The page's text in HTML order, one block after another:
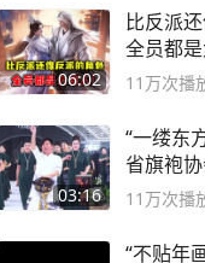
06:02
比反派
全员都是
11万次播
03:16
“一缕东
省旗袍
二团
11万次播
“不贴年